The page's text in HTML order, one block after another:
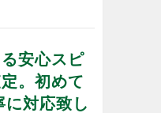
安心スピ
。初めて
に対応致し